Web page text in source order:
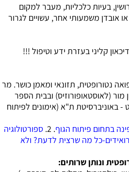
בעיות כלכליות, מעבר למקום
אובדן משמעותי אחר, עשויים לגרור
קליני בעזרת ידע וטיפול !!!
נטורופטית, תזונאי ומאמן כושר. מר
(לאוסטאופורוזיס) ובבית הספר
- באוניברסיטת ת"א (אימונים לפיתוח
בתחום פיתוח הגוף. 2.
ספורטולוגיה
כל מה שרצית לדעת? ולא
ונותן שרותים: